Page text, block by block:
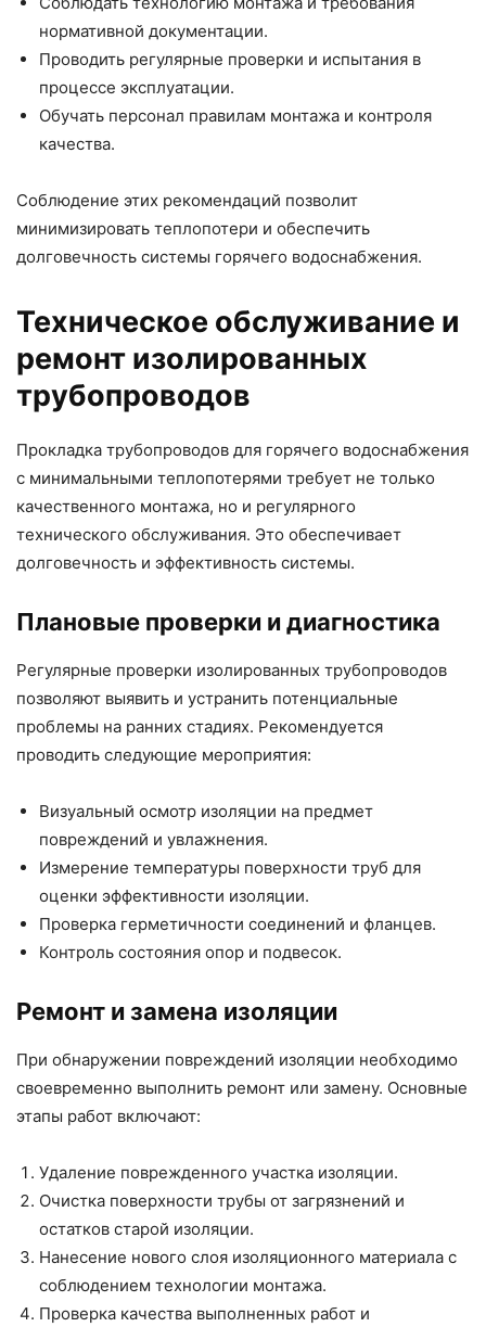
нормативной документации.
Проводить регулярные проверки и испытания в
процессе эксплуатации.
Обучать персонал правилам монтажа и контроля
качества.
Соблюдение этих рекомендаций позволит
минимизировать теплопотери и обеспечить
долговечность системы горячего водоснабжения.
Техническое обслуживание и
ремонт изолированных
трубопроводов
Прокладка трубопроводов для горячего водоснабжения
с минимальными теплопотерями требует не только
качественного монтажа, но и регулярного
технического обслуживания. Это обеспечивает
долговечность и эффективность системы.
Плановые проверки и диагностика
Регулярные проверки изолированных трубопроводов
позволяют выявить и устранить потенциальные
проблемы на ранних стадиях. Рекомендуется
проводить следующие мероприятия:
Визуальный осмотр изоляции на предмет
повреждений и увлажнения.
Измерение температуры поверхности труб для
оценки эффективности изоляции.
Проверка герметичности соединений и фланцев.
Контроль состояния опор и подвесок.
Ремонт и замена изоляции
При обнаружении повреждений изоляции необходимо
своевременно выполнить ремонт или замену. Основные
этапы работ включают:
Удаление поврежденного участка изоляции.
Очистка поверхности трубы от загрязнений и
остатков старой изоляции.
Нанесение нового слоя изоляционного материала с
соблюдением технологии монтажа.
Проверка качества выполненных работ и